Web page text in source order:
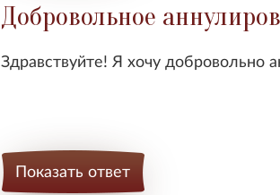
Добровольное
Здравствуйте! Я хочу добровольно
Показать ответ